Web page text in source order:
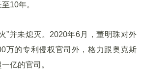
10年。
并未熄灭。2020年6月，董明珠对外
万的专利侵权官司外，格力跟奥克斯
亿的官司。